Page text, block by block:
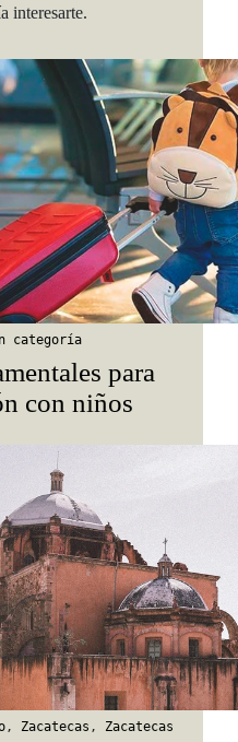
interesarte.
categoría
para
con niños
, Zacatecas , Zacatecas
cada semana
y las guías más